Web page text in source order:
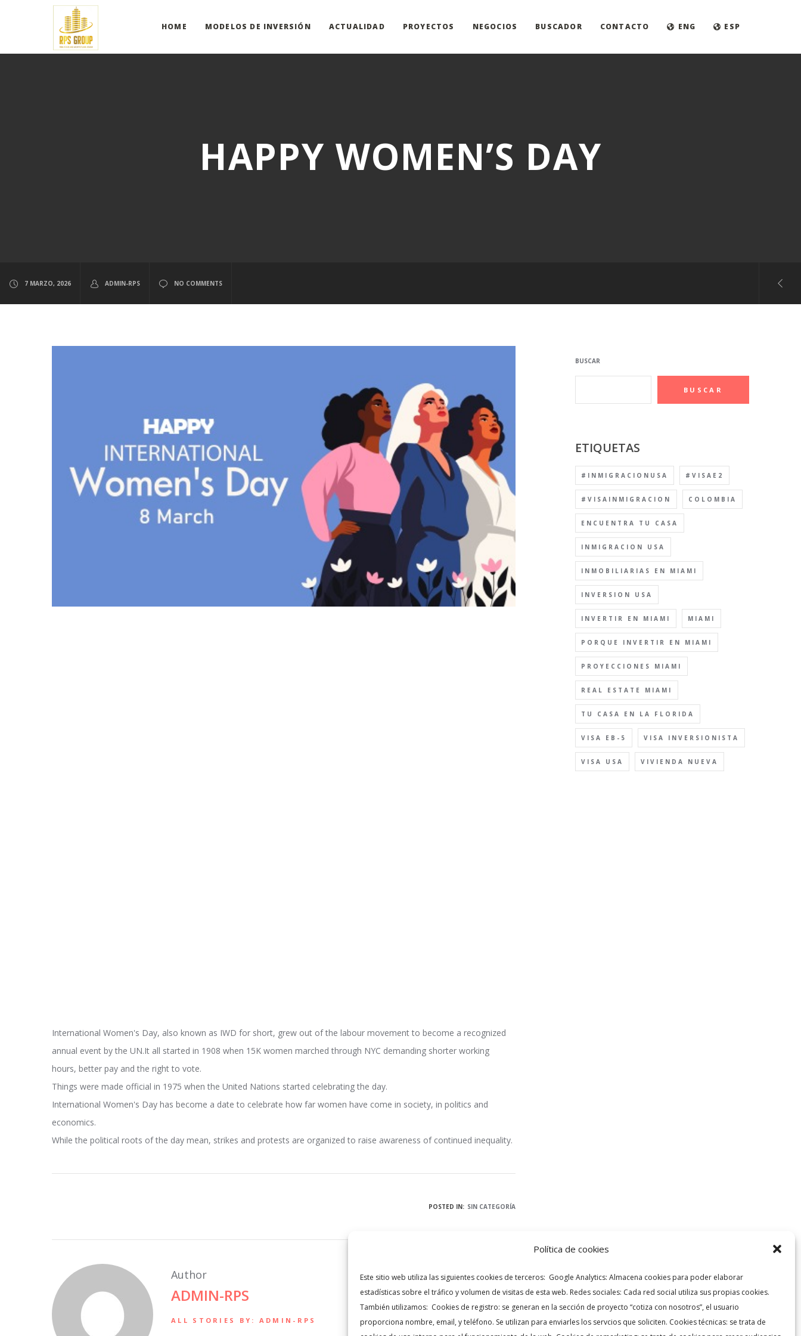
Política de cookies
Este sitio web utiliza las siguientes cookies de terceros: Google Analytics: Almacena cookies para poder elaborar
estadísticas sobre el tráfico y volumen de visitas de esta web. Redes sociales: Cada red social utiliza sus propias cookies.
También utilizamos: Cookies de registro: se generan en la sección de proyecto “cotiza con nosotros”, el usuario
proporciona nombre, email, y teléfono. Se utilizan para enviarles los servcios que soliciten. Cookies técnicas: se trata de
HOME MODELOS DE INVERSIÓN ACTUALIDAD PROYECTOS NEGOCIOS BUSCADOR CONTACTO ENG ESP
HAPPY WOMEN’S DAY
7 MARZO, 2026 ADMIN-RPS NO COMMENTS
International Women's Day, also known as IWD for short, grew out of the labour movement to become a recognized
annual event by the UN.It all started in 1908 when 15K women marched through NYC demanding shorter working
hours, better pay and the right to vote.
Things were made official in 1975 when the United Nations started celebrating the day.
International Women's Day has become a date to celebrate how far women have come in society, in politics and
economics.
While the political roots of the day mean, strikes and protests are organized to raise awareness of continued inequality.
POSTED IN: SIN CATEGORÍA
Author
ADMIN-RPS
ALL STORIES BY: ADMIN-RPS
BUSCAR
BUSCAR
ETIQUETAS
#INMIGRACIONUSA #VISAE2
#VISAINMIGRACION COLOMBIA
ENCUENTRA TU CASA
INMIGRACION USA
INMOBILIARIAS EN MIAMI
INVERSION USA
INVERTIR EN MIAMI MIAMI
PORQUE INVERTIR EN MIAMI
PROYECCIONES MIAMI
REAL ESTATE MIAMI
TU CASA EN LA FLORIDA
VISA EB-5 VISA INVERSIONISTA
VISA USA VIVIENDA NUEVA